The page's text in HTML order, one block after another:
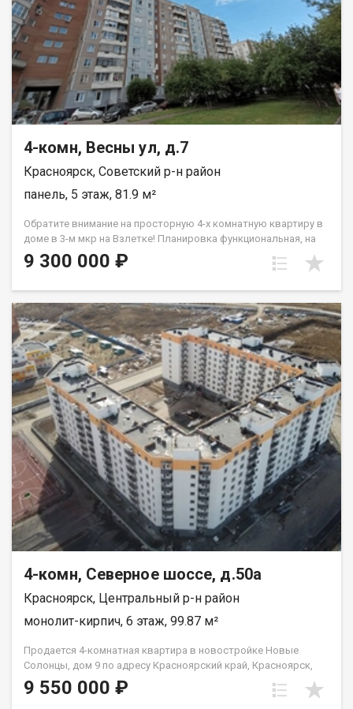
доступности школа №135, лицей №6, д.сад №278, много
магазинов, павильонов. Для отдыха рядом Дворец культуры
Кировского района, Кировский сквер. Условия продажи:
Квартира продается без обременений. Мат. капитал не
использовался. Обременений нет. Покупатель, при покупке
данного объекта оплачивает проведение сделки. Если
остались вопросы, звоните с 9.00 до 20.00 часов.
4-комн, Весны ул, д.7
Красноярск, Советский р-н район
панель, 5 этаж, 81.9 м²
Обратите внимание на просторную 4-х комнатную квартиру в
доме в 3-м мкр на Взлетке! Планировка функциональная, на
противоположные стороны, комнаты изолированы.
Комфортный 5-й этаж. Особенности: состояние жилое, на полу
шаговой доступности (не переходя дорогу) 2 детских сада,
средняя школа № 149. Район с развитой инфраструктурой,
удобной транспортной развязкой. Организую показ в удобное
для Вас время. Бесплатная консультация ипотечного брокера.
Скидка нашим клиентам по ипотечной ставке. Гарантия
безопасной сделки. Звоните!
9 300 000 ₽
4-комн, Северное шоссе, д.50а
Красноярск, Центральный р-н район
монолит-кирпич, 6 этаж, 99.87 м²
Продается 4-комнатная квартира в новостройке Новые
Солонцы, дом 9 по адресу Красноярский край, Красноярск,
Центральный район, Северное шоссе, д. 50а. Малая
этажность. Класс жилья-комфорт. Общая площадь квартиры
9 550 000 ₽